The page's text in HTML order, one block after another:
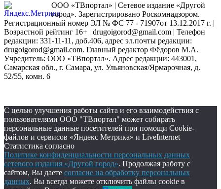
ООО «ТВпортал» | Сетевое издание «Другой
город». Зарегистрировано Роскомнадзором.
Регистрационный номер ЭЛ № ФС 77 - 71907от 13.12.2017 г. |
Возрастной рейтинг 16+ | drugoigorod@gmail.com | Телефон
редакции: 331-11-11, доб.406, адрес эл.почты редакции:
drugoigorod@gmail.com. Главный редактор Фёдоров М.А.
Учредитель: ООО «ТВпортал». Адрес редакции: 443001,
Самарская обл., г. Самара, ул. Ульяновская/Ярмарочная, д.
52/55, комн. 6
С целью улучшения работы сайта и его взаимодействия с
пользователями ООО "ТВпортал" может собирать
персональные данные посетителей при помощи Cookie-
файлов и сервисов «Яндекс Метрика» и LiveInternet
Статистика согласно
Политике конфиденциальности персональных данных
сетевого издания «Другой город». Продолжая работу с
сайтом, Вы даете согласие на обработку персональных
данных. Вы всегда можете отключить файлы cookie в